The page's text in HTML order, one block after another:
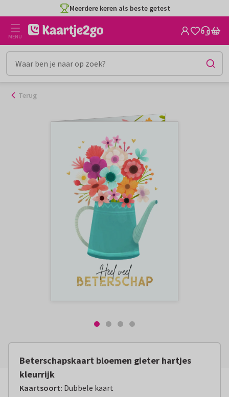
naar
inhoud
Meerdere keren als beste getest
MENU
Terug
Beterschapskaart bloemen gieter hartjes
kleurrijk
Kaartsoort: Dubbele kaart
Vanaf: € 2,99 excl. verzendkosten